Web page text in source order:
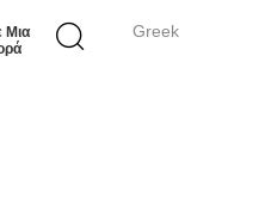
Greek
Μια